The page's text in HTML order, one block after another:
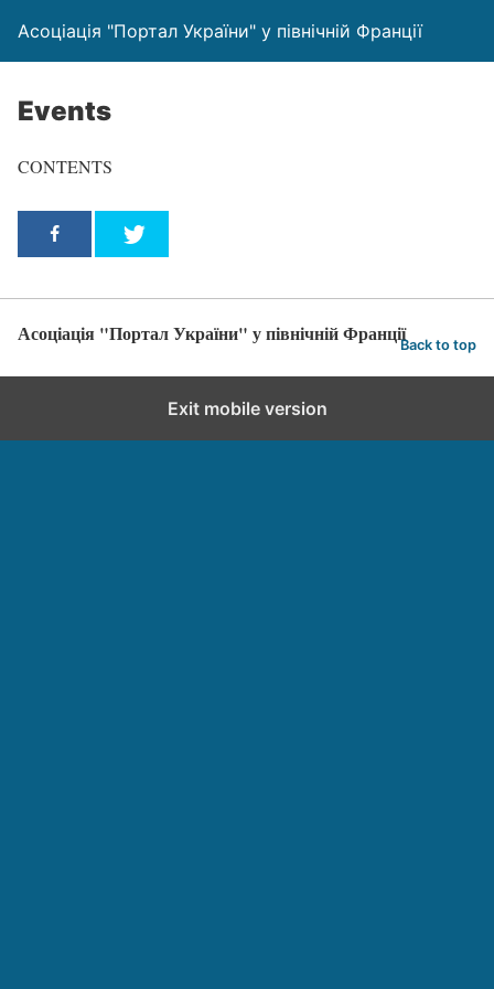
Асоціація "Портал України" у північній Франції
Events
CONTENTS
Асоціація "Портал України" у північній ФранціїBack to top
Exit mobile version